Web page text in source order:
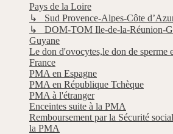
Pays de la Loire
↳ Sud Provence-Alpes-Côte
↳ DOM-TOM Ile-de-la-Réunion-
Guyane
Le don d'ovocytes,le don de sperme
France
PMA en Espagne
PMA en République Tchèque
PMA à l'étranger
Enceintes suite à la PMA
Remboursement par la Sécurité
la PMA